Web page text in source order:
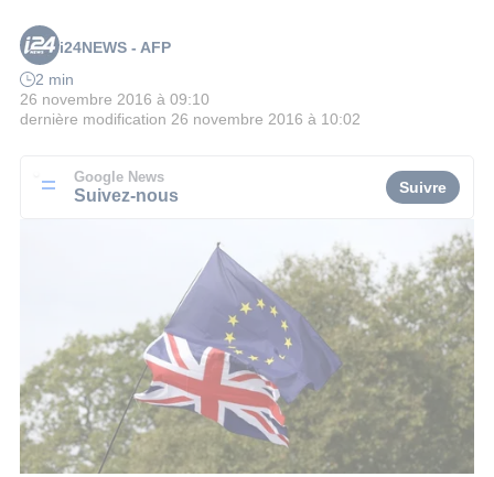
i24NEWS - AFP
2 min
26 novembre 2016 à 09:10
dernière modification 26 novembre 2016 à 10:02
Google News
Suivez-nous Suivre